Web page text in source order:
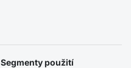
Segmenty použití